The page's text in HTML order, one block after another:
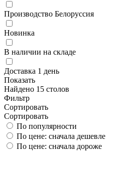
Производство Белоруссия
Новинка
В наличии на складе
Доставка 1 день
Показать
Найдено 15 столов
Фильтр
Сортировать
Сортировать
По популярности
По цене: сначала дешевле
По цене: сначала дороже